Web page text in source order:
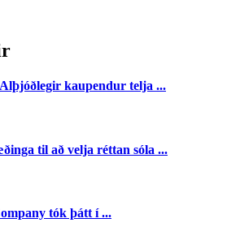
kaupendur telja ...
til að velja réttan sóla ...
tók þátt í ...